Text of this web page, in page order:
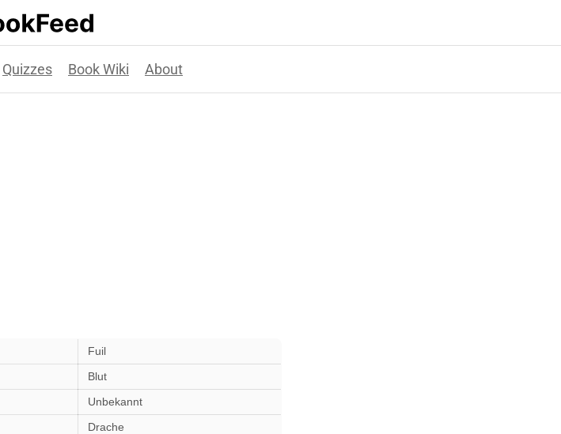
Quizzes Book Wiki About
Fuil
Blut
Unbekannt
Drache